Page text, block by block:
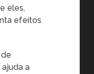
eles,
efeitos
a